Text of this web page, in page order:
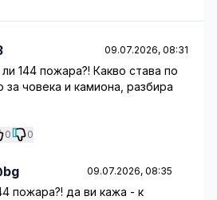
09.07.2026, 08:31
144 пожара?! Какво става по
за човека и камиона, разбира
0 0
09.07.2026, 08:35
пожара?! да ви кажа - к